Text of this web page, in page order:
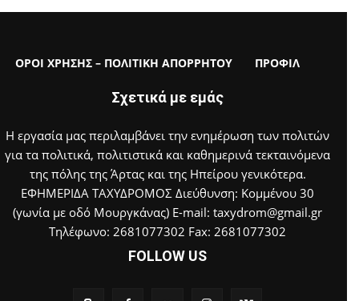
ΟΡΟΙ ΧΡΗΣΗΣ – ΠΟΛΙΤΙΚΗ ΑΠΟΡΡΗΤΟΥ ΠΡΟΦΙΛ
Σχετικά με εμάς
Η εργασία μας περιλαμβάνει την ενημέρωση των πολιτών
για τα πολιτικά, πολιτιστικά και καθημερινά τεκταινόμενα
της πόλης της Άρτας και της Ηπείρου γενικότερα.
ΕΦΗΜΕΡΙΔΑ ΤΑΧΥΔΡΟΜΟΣ Διεύθυνση: Κομμένου 30
(γωνία με οδό Μουργκάνας) E-mail: taxydrom@gmail.gr
Τηλέφωνο: 2681077302 Fax: 2681077302
FOLLOW US